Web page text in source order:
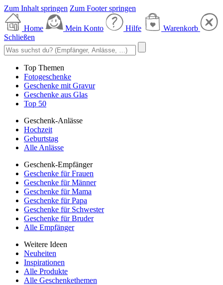
Zum Inhalt springen Zum Footer springen
Home Mein Konto Hilfe
Warenkorb
Schließen
Top Themen
Fotogeschenke
Geschenke mit Gravur
Geschenke aus Glas
Top 50
Geschenk-Anlässe
Hochzeit
Geburtstag
Alle Anlässe
Geschenk-Empfänger
Geschenke für Frauen
Geschenke für Männer
Geschenke für Mama
Geschenke für Papa
Geschenke für Schwester
Geschenke für Bruder
Alle Empfänger
Weitere Ideen
Neuheiten
Inspirationen
Alle Produkte
Alle Geschenkethemen